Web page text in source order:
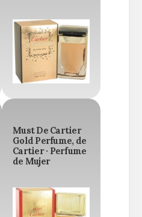
Must De Cartier
Gold Perfume, de
Cartier · Perfume
de Mujer